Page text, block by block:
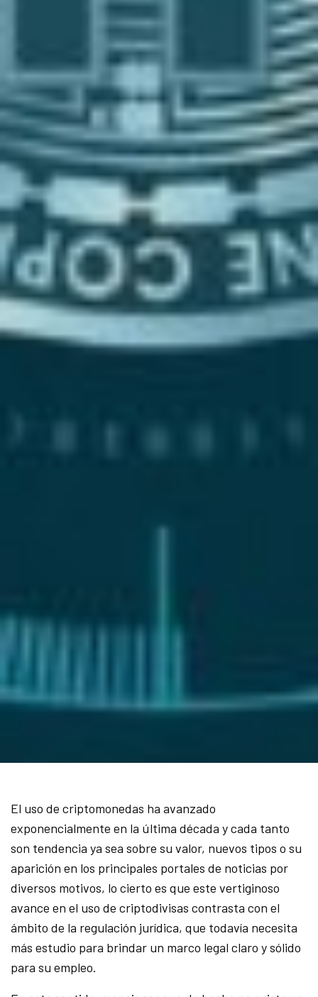
El uso de criptomonedas ha avanzado
exponencialmente en la última década y cada tanto
son tendencia ya sea sobre su valor, nuevos tipos o su
aparición en los principales portales de noticias por
diversos motivos, lo cierto es que este vertiginoso
avance en el uso de criptodivisas contrasta con el
ámbito de la regulación jurídica, que todavía necesita
más estudio para brindar un marco legal claro y sólido
para su empleo.